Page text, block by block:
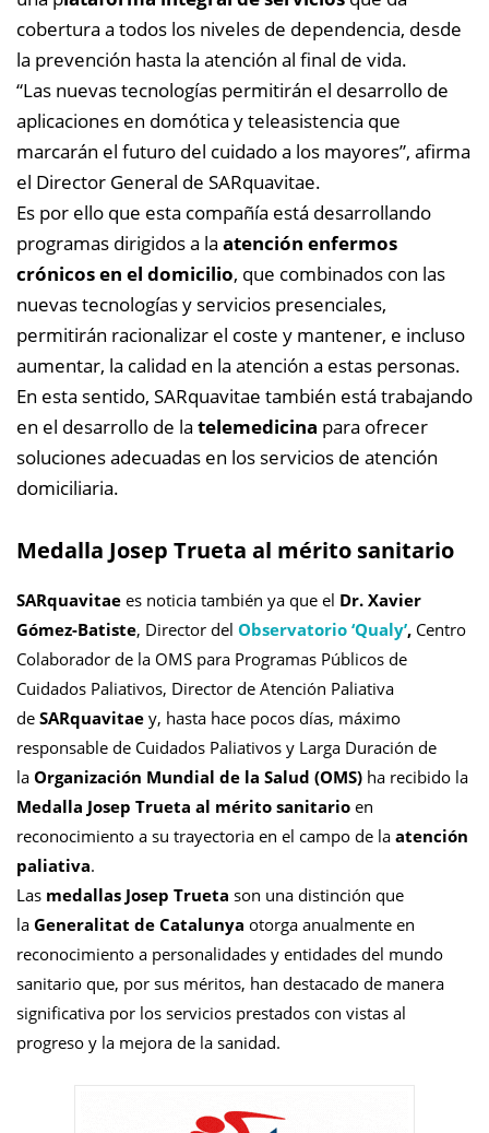
cobertura a todos los niveles de dependencia, desde
la prevención hasta la atención al final de vida.
“Las nuevas tecnologías permitirán el desarrollo de
aplicaciones en domótica y teleasistencia que
marcarán el futuro del cuidado a los mayores”, afirma
el Director General de SARquavitae.
Es por ello que esta compañía está desarrollando
programas dirigidos a la atención enfermos
crónicos en el domicilio, que combinados con las
nuevas tecnologías y servicios presenciales,
permitirán racionalizar el coste y mantener, e incluso
aumentar, la calidad en la atención a estas personas.
En esta sentido, SARquavitae también está trabajando
en el desarrollo de la telemedicina para ofrecer
soluciones adecuadas en los servicios de atención
domiciliaria.
Medalla Josep Trueta al mérito sanitario
SARquavitae es noticia también ya que el Dr. Xavier
Gómez-Batiste, Director del Observatorio ‘Qualy’, Centro
Colaborador de la OMS para Programas Públicos de
Cuidados Paliativos, Director de Atención Paliativa
de SARquavitae y, hasta hace pocos días, máximo
responsable de Cuidados Paliativos y Larga Duración de
la Organización Mundial de la Salud (OMS) ha recibido la
Medalla Josep Trueta al mérito sanitario en
reconocimiento a su trayectoria en el campo de la atención
paliativa.
Las medallas Josep Trueta son una distinción que
la Generalitat de Catalunya otorga anualmente en
reconocimiento a personalidades y entidades del mundo
sanitario que, por sus méritos, han destacado de manera
significativa por los servicios prestados con vistas al
progreso y la mejora de la sanidad.